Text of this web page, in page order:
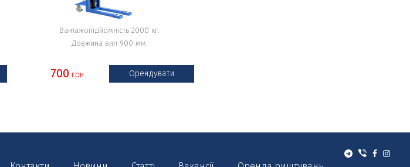
Вантажопідйомність 2000 кг.
Довжина вил 900 мм.
700 грн Орендувати